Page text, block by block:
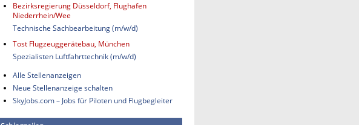
Bezirksregierung Düsseldorf, Flughafen
Niederrhein/Wee
Technische Sachbearbeitung (m/w/d)
Tost Flugzeuggerätebau, München
Spezialisten Luftfahrttechnik (m/w/d)
Alle Stellenanzeigen
Neue Stellenanzeige schalten
SkyJobs.com – Jobs für Piloten und Flugbegleiter